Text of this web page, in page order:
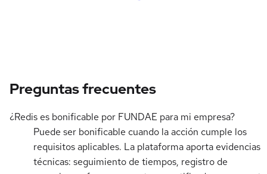
Preguntas frecuentes
¿Redis es bonificable por FUNDAE para mi empresa?
Puede ser bonificable cuando la acción cumple los
requisitos aplicables. La plataforma aporta evidencias
técnicas: seguimiento de tiempos, registro de